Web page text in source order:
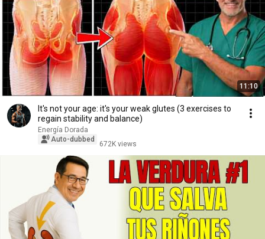
11:10
It's not your age: it's your weak glutes (3 exercises to
regain stability and balance)
Energía Dorada
Auto-dubbed
672K views